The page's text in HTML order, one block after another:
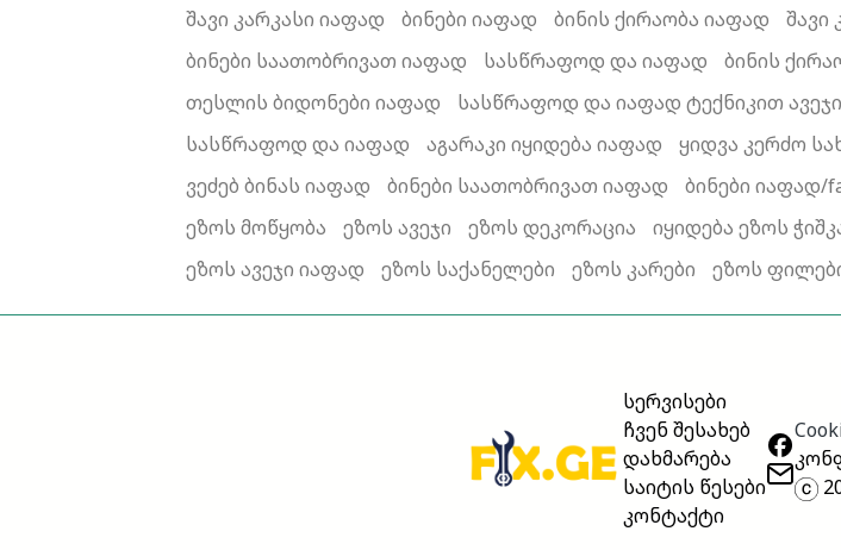
შავი კარკასი იაფად ბინები იაფად ბინის ქირაობა იაფად შავი
ბინები საათობრივათ იაფად
სასწრაფოდ და იაფად ბინის
თესლის ბიდონები იაფად
სასწრაფოდ და იაფად ტექნიკით
სასწრაფოდ და იაფად
აგარაკი იყიდება იაფად ყიდვა კერძო
ვეძებ ბინას იაფად
ბინები საათობრივათ იაფად ბინები იაფად/
ეზოს მოწყობა
ეზოს ავეჯი ეზოს დეკორაცია იყიდება ეზოს
ეზოს ავეჯი იაფად
ეზოს საქანელები ეზოს კარები ეზოს
სერვისები
ჩვენ შესახებ
დახმარება
საიტის წესები
კონტაქტი